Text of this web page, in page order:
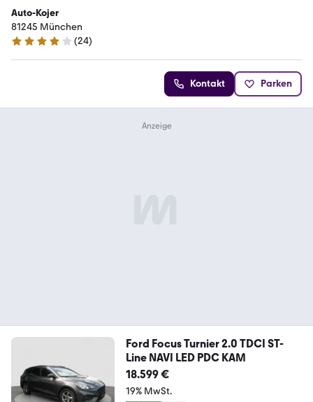
Auto-Kojer
81245 München
4 Sterne
(24)
Kontakt Parken
Ford Focus Turnier 2.0 TDCI ST-
Line NAVI LED PDC KAM
18.599 €
19% MwSt.